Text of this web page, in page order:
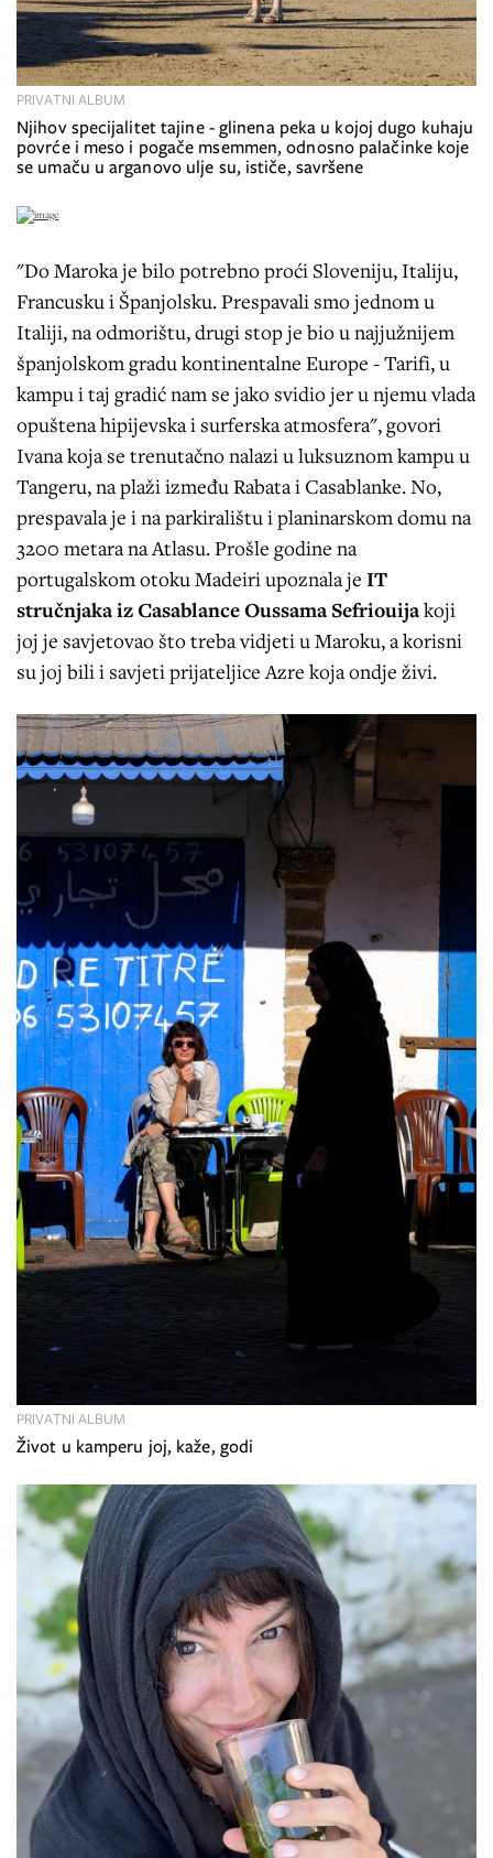
Njihov specijalitet tajine - glinena peka u kojoj dugo kuhaju
povrće i meso i pogače msemmen, odnosno palačinke koje
se umaču u arganovo ulje su, ističe, savršene
PRIVATNI ALBUM
"Do Maroka je bilo potrebno proći Sloveniju, Italiju,
Francusku i Španjolsku. Prespavali smo jednom u
Italiji, na odmorištu, drugi stop je bio u najjužnijem
španjolskom gradu kontinentalne Europe - Tarifi, u
kampu i taj gradić nam se jako svidio jer u njemu vlada
opuštena hipijevska i surferska atmosfera", govori
Ivana koja se trenutačno nalazi u luksuznom kampu u
Tangeru, na plaži između Rabata i Casablanke. No,
prespavala je i na parkiralištu i planinarskom domu na
3200 metara na Atlasu. Prošle godine na
portugalskom otoku Madeiri upoznala je IT
stručnjaka iz Casablance Oussama Sefriouijakoji
joj je savjetovao što treba vidjeti u Maroku, a korisni
su joj bili i savjeti prijateljice Azre koja ondje živi.
Život u kamperu joj, kaže, godi
PRIVATNI ALBUM